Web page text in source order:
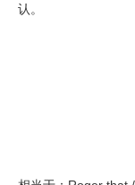
认。